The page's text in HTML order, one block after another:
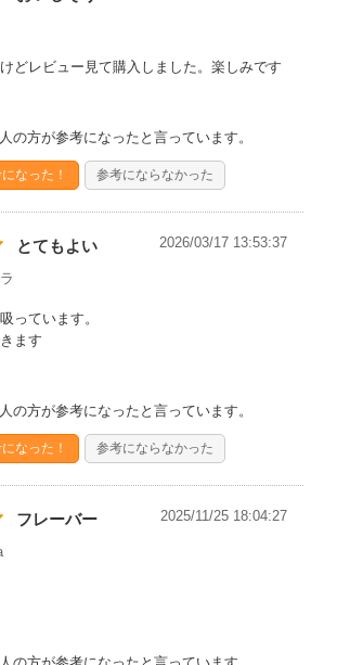
どレビュー見て購入しました。楽しみです
の方が参考になったと言っています。
なった！ 参考にならなかった
とてもよい 2026/03/17 13:53:37
っています。
ます
の方が参考になったと言っています。
なった！ 参考にならなかった
フレーバー 2025/11/25 18:04:27